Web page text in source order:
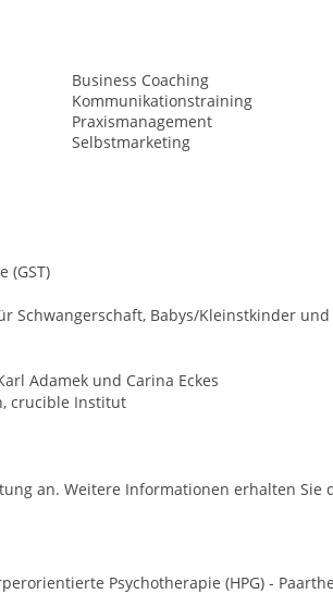
Business Coaching
Kommunikationstraining
Praxismanagement
Selbstmarketing
(GST)
Babys/Kleinstkinder
Adamek und Carina Eckes
crucible Institut
an. Weitere Informationen erhalten Sie
Psychotherapie (HPG) -